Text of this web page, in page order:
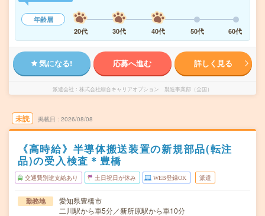
年齢層
20代
30代 40代 50代 60代
気になる! 応募へ進む 詳しく見る
派遣会社 株式会社綜合キャリアオプション 製造事業部（全国）
未読 掲載日 2026/08/08
《高時給》半導体搬送装置の新規部品(転注
品)の受入検査＊豊橋
交通費別途支給あり 土日祝日が休み WEB登録OK 派遣
勤務地
愛知県豊橋市
二川駅から車5分／新所原駅から車10分